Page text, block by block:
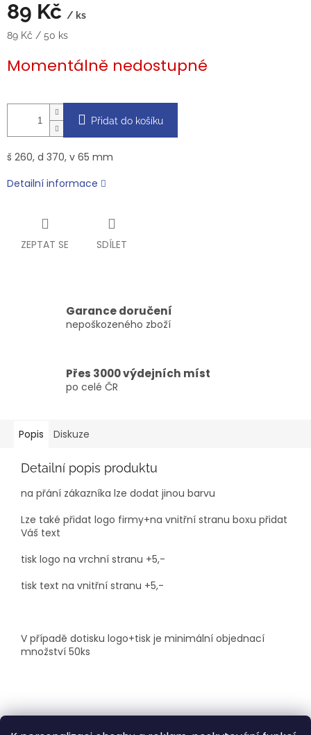
89 Kč / ks
Měrná
89 Kč / 50 ks
Momentálně nedostupné
Přidat do košíku
š 260, d 370, v 65 mm
Detailní informace
ZEPTAT SE SDÍLET
Garance doručení
nepoškozeného zboží
Přes 3000 výdejních míst
po celé ČR
Popis Diskuze
Detailní popis produktu
na přání zákazníka lze dodat jinou barvu
Lze také přidat logo firmy+na vnitřní stranu boxu přidat
Váš text
tisk logo na vrchní stranu +5,-
tisk text na vnitřní stranu +5,-
V případě dotisku logo+tisk je minimální objednací
množství 50ks
á